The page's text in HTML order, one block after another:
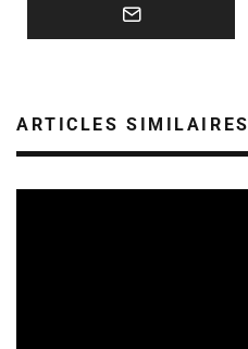
ARTICLES SIMILAIRES